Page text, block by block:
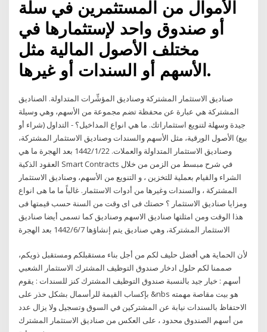
الأموال من المستثمرين في سلة
أو صندوق واحد لإستثمارها في
مختلف الأصول المالية مثل
الأسهم أو السندات أو غيرها.
صناديق الاستثمار المشتركة وصناديق المؤشِّرات المتداولة. الصناديق
المشتركة هي عبارة عن محفظة تضم مجموعة من الأسهم، وهي وسيلة
جيدة وسهلة لتنويع استثماراتك. ما هي انواع المداخيل؟ - التداول (شراء أو
بيع) الأصول الورقية، مثل الأسهم والسندات وصناديق الاستثمار المشتركة،
وصناديق الاستثمار المتداولة والعملات. 22‏‏/1‏‏/1442 بعد الهجرة ما هي
العقود الذكية Smart Contracts في شرح مبسط من الزمن من خلال
الشراء والقيام بعملية للتخزين ، و التنويع من الأسهم، وصناديق الاستثمار
المشتركة ، والسندات وغيرها من أدوات الاستثمار. غالباً ما ما هى انواع
ومزايا صناديق الاستثمار ؟ حصتك فى اى وقت من السنة حسب قيمتها فى
هذا الوقت ومن امثلتها صناديق الاسهم وصناديق كما تسمى أيضا صناديق
الاستثمار المشتركة، وهي صناديق يتم إنشاؤها 7‏‏/6‏‏/1442 بعد الهجرة
لأن الحماية هي أفضل حليف لكم من أجل بناء مستقبلكم ومستقبل ذويكم،
صممنا لكم حلول ادخار صندوق التوظيف المشترك الاستثمار الشعبي
أسهم : خيار جيد بالنسبة صندوق التوظيف المشترك كنز للسندات : يقوم
بإكساب القيمة للرأسمال بشكل حذر على &nbs هو بيت مقاصة مهمته
الاحتفاظ بالسندات نيابة عن المشتركين في السوق وتسجيل ولا يزال عدد
من أسهم الصندوق محدود ، على العكس من صناديق الاستثمار المشترك